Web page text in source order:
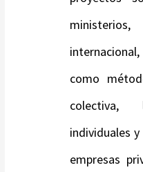
como
colectiva,
individuales
empresas